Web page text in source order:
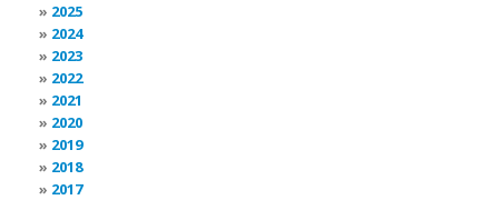
2025
2024
2023
2022
2021
2020
2019
2018
2017